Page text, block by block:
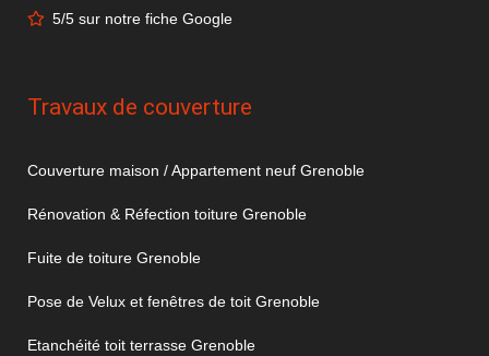
5/5 sur notre fiche Google
Travaux de couverture
Couverture maison / Appartement neuf Grenoble
Rénovation & Réfection toiture Grenoble
Fuite de toiture Grenoble
Pose de Velux et fenêtres de toit Grenoble
Etanchéité toit terrasse Grenoble